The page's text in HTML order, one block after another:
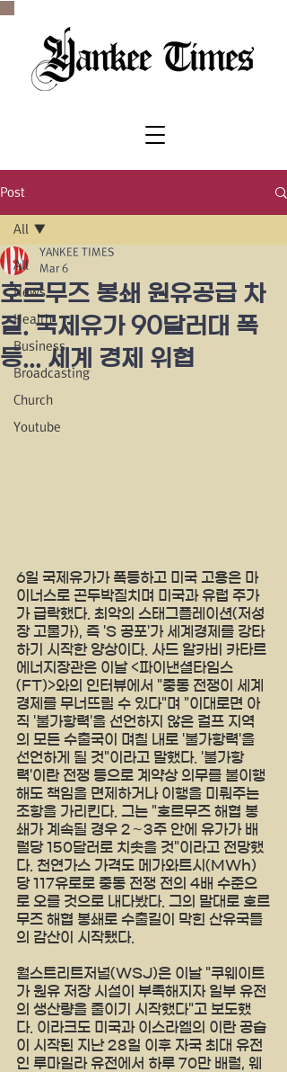
Post
All
News
Health
Business
Broadcasting
Church
Youtube
All
호르무즈 봉쇄 원유공급 차
질. 국제유가 90달러대 폭
등... 세계 경제 위협
YANKEE TIMES
Mar 6
6일 국제유가가 폭등하고 미국 고용은 마
이너스로 곤두박질치며 미국과 유럽 주가
가 급락했다. 최악의 스태그플레이션(저성
장 고물가), 즉 'S 공포'가 세계경제를 강타
하기 시작한 양상이다. 사드 알카비 카타르
에너지장관은 이날 <파이낸셜타임스
(FT)>와의 인터뷰에서 "중동 전쟁이 세계
경제를 무너뜨릴 수 있다"며 "이대로면 아
직 '불가항력'을 선언하지 않은 걸프 지역
의 모든 수출국이 며칠 내로 '불가항력'을
선언하게 될 것"이라고 말했다. '불가항
력'이란 전쟁 등으로 계약상 의무를 불이행
해도 책임을 면제하거나 이행을 미뤄주는
조항을 가리킨다. 그는 "호르무즈 해협 봉
쇄가 계속될 경우 2∼3주 안에 유가가 배
럴당 150달러로 치솟을 것"이라고 전망했
다. 천연가스 가격도 메가와트시(MWh)
당 117유로로 중동 전쟁 전의 4배 수준으
로 오를 것으로 내다봤다. 그의 말대로 호르
무즈 해협 봉쇄로 수출길이 막힌 산유국들
의 감산이 시작됐다.
월스트리트저널(WSJ)은 이날 "쿠웨이트
가 원유 저장 시설이 부족해지자 일부 유전
의 생산량을 줄이기 시작했다"고 보도했
다. 이라크도 미국과 이스라엘의 이란 공습
이 시작된 지난 28일 이후 자국 최대 유전
인 루마일라 유전에서 하루 70만 배럴, 웨